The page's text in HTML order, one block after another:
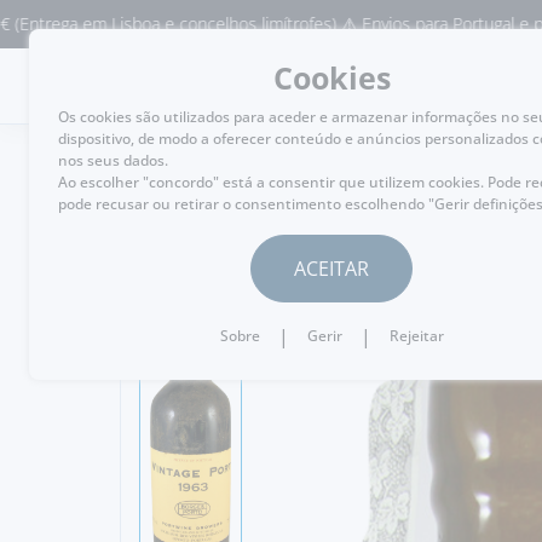
Lisboa e concelhos limítrofes) ⚠️ Envios para Portugal e para o
MENU
VOLTAR
Cookies
Os cookies são utilizados para aceder e armazenar informações no
dispositivo, de modo a oferecer conteúdo e anúncios personalizados
nos seus dados.
Ao escolher "concordo" está a consentir que utilizem cookies. Pode
pode recusar ou retirar o consentimento escolhendo "Gerir
ACEITAR
Sobre | Gerir | Rejeitar